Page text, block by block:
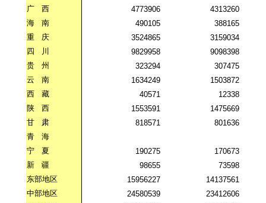
广
西 4773906
4313260
海
南 490105
388165
重
庆 3524865
3159034
四
川 9829958
9098398
贵
州 323294
307475
云
南 1634249
1503872
西
藏 40571
12338
陕
西 1553591
1475669
甘
肃 818571
801636
青
海
宁
夏 190275
170673
新
疆 98655
73598
东部地区
15956227
14137561
中部地区
24580539
23412606